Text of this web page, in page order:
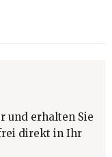
und erhalten Sie
direkt in Ihr